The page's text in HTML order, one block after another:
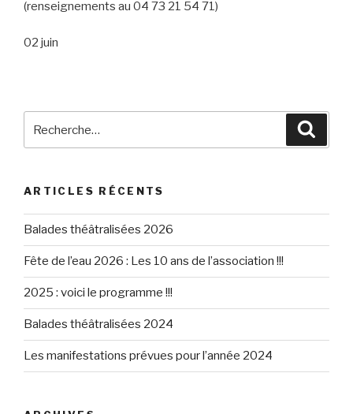
(renseignements au 04 73 21 54 71)
02 juin
pour
ARTICLES RÉCENTS
Balades théâtralisées 2026
Fête de l’eau 2026 : Les 10 ans de l’association !!!
2025 : voici le programme !!!
Balades théâtralisées 2024
Les manifestations prévues pour l’année 2024